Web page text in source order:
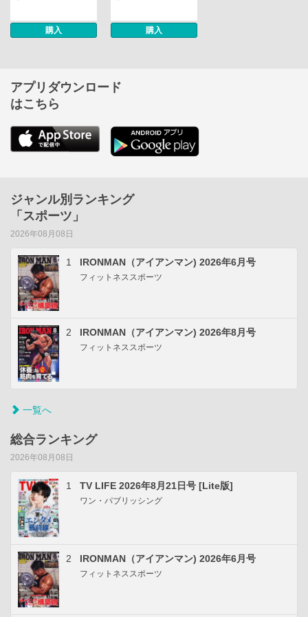
購入 購入
アプリダウンロード
はこちら
ジャンル別ランキング
「スポーツ」
2026年08月08日
1 IRONMAN（アイアンマン) 2026年6月号
フィットネススポーツ
2 IRONMAN（アイアンマン) 2026年8月号
フィットネススポーツ
一覧へ
総合ランキング
2026年08月08日
1 TV LIFE 2026年8月21日号 [Lite版]
ワン・パブリッシング
2 IRONMAN（アイアンマン) 2026年6月号
フィットネススポーツ